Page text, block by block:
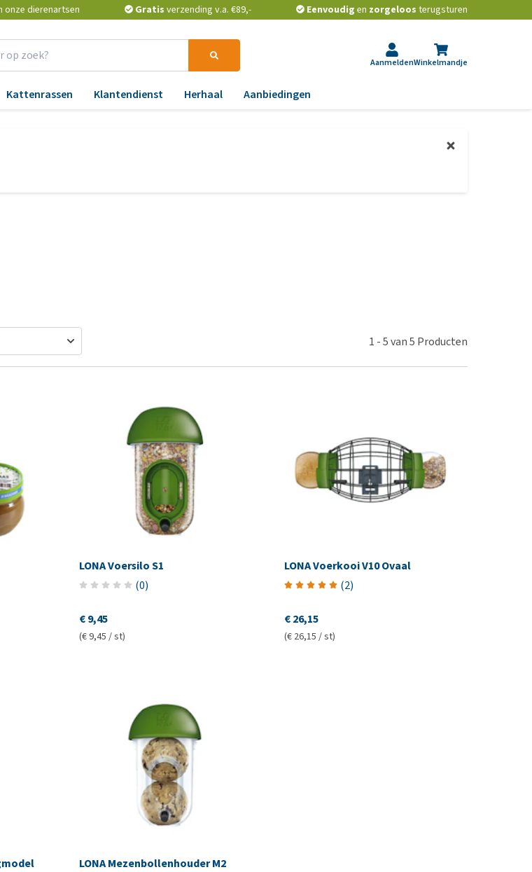
onze dierenartsen Gratis verzending v.a. €89,- Eenvoudig en zorgeloos terugsturen
AanmeldenWinkelmandje
Kattenrassen Klantendienst Herhaal Aanbiedingen
1 -5van5 Producten
LONA Voersilo S1
(0)
€ 9,45
(€ 9,45 / st)
LONA Voerkooi V10 Ovaal
(2)
€ 26,15
(€ 26,15 / st)
LONA Mezenbollenhouder M2